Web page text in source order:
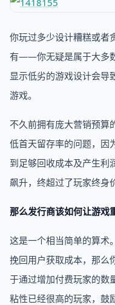
你玩过多少设计糟糕或者
有——你无疑是属于大多
显示低劣的游戏设计会导
游戏。
不久前拥有庞大营销预算
低首天留存率的问题，因
到足够回收成本及产生利
飙升，终超过了玩家终身
那么发行商该如何让游戏
这是一个相当简单的算术
挽回用户获取成本，那么
于通过增加付费玩家的数
粘性已经很高的玩家，鼓